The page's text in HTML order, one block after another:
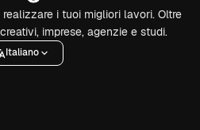
i tuoi migliori lavori. Oltre
imprese, agenzie e studi.
Italiano